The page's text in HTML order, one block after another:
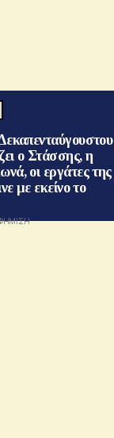
ο Στάσσης, η
οι εργάτες της
με εκείνο το